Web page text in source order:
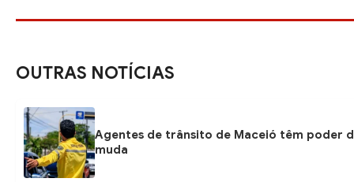
OUTRAS NOTÍCIAS
Agentes de trânsito de Maceió têm poder
muda